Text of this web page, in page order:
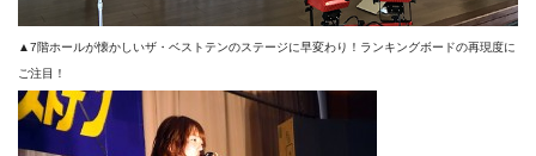
▲7階ホールが懐かしいザ・ベストテンのステージに早変わり！ランキングボードの再現度に
ご注目！